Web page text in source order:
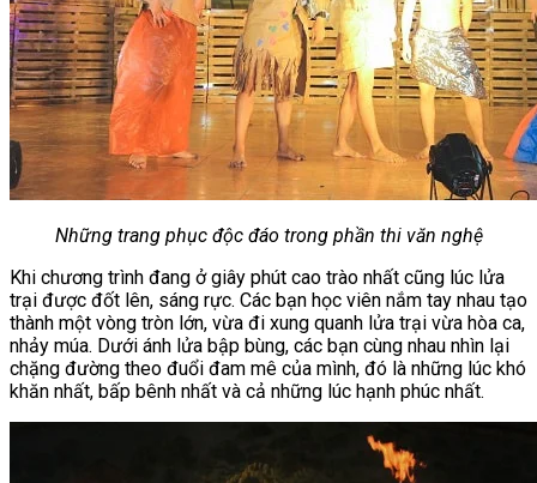
Những trang phục độc đáo trong phần thi văn nghệ
Khi chương trình đang ở giây phút cao trào nhất cũng lúc lửa
trại được đốt lên, sáng rực. Các bạn học viên nắm tay nhau tạo
thành một vòng tròn lớn, vừa đi xung quanh lửa trại vừa hòa ca,
nhảy múa. Dưới ánh lửa bập bùng, các bạn cùng nhau nhìn lại
chặng đường theo đuổi đam mê của mình, đó là những lúc khó
khăn nhất, bấp bênh nhất và cả những lúc hạnh phúc nhất.